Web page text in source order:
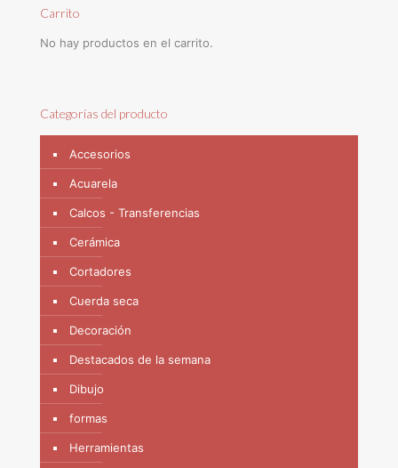
Carrito
No hay productos en el carrito.
Categorías del producto
Accesorios
Acuarela
Calcos - Transferencias
Cerámica
Cortadores
Cuerda seca
Decoración
Destacados de la semana
Dibujo
formas
Herramientas